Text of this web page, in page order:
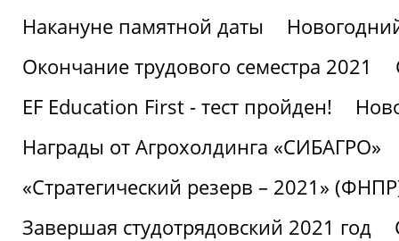
Накануне памятной даты
Окончание трудового семестра 2021
EF Education First - тест пройден!
Награды от Агрохолдинга «СИБАГРО»
«Стратегический резерв – 2021»
Завершая студотрядовский 2021 год